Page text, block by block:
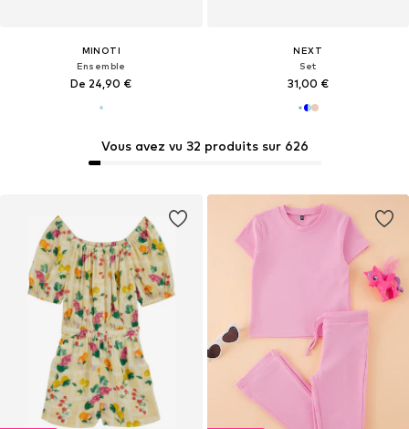
MINOTI
Ensemble
De 24,90 €
NEXT
Set
31,00 €
Vous avez vu 32 produits sur 626